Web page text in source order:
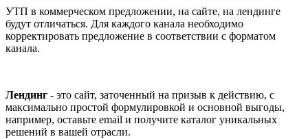
УТП в коммерческом предложении, на сайте, на лендинге
будут отличаться. Для каждого канала необходимо
корректировать предложение в соответствии с форматом
канала.
Лендинг - это сайт, заточенный на призыв к действию, с
максимально простой формулировкой и основной выгоды,
например, оставьте email и получите каталог уникальных
решений в вашей отрасли.